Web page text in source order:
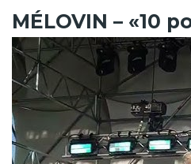
MÉLOVIN – «10